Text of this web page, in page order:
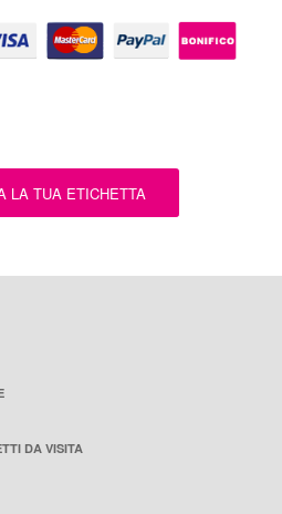
LA TUA ETICHETTA
DA VISITA